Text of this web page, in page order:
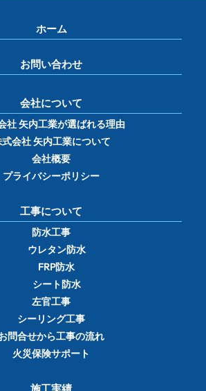
ホーム
お問い合わせ
会社について
社 矢内工業が選ばれる理由
会社 矢内工業について
会社概要
プライバシーポリシー
工事について
防水工事
ウレタン防水
FRP防水
シート防水
左官工事
シーリング工事
問合せから工事の流れ
火災保険サポート